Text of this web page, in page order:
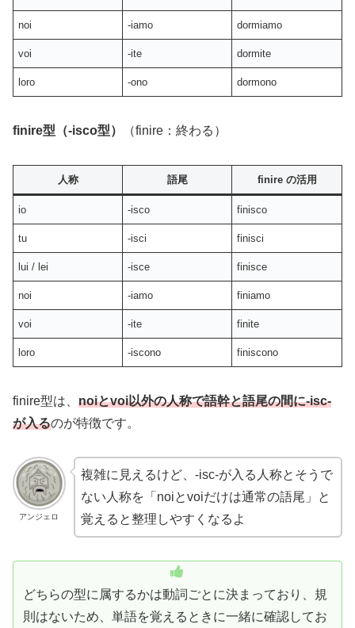
noi -iamo dormiamo
voi -ite dormite
loro -ono dormono
finire型（-isco型） （finire：終わる）
人称 語尾 finire の活用
io -isco finisco
tu -isci finisci
lui / lei -isce finisce
noi -iamo finiamo
voi -ite finite
loro -iscono finiscono
finire型は、 noiとvoi以外の人称で語幹と語尾の間に-isc-
が入るのが特徴です。
アンジェロ
複雑に見えるけど、-isc-が入る人称とそうで
ない人称を「noiとvoiだけは通常の語尾」と
覚えると整理しやすくなるよ
どちらの型に属するかは動詞ごとに決まっており、規
則はないため、単語を覚えるときに一緒に確認してお